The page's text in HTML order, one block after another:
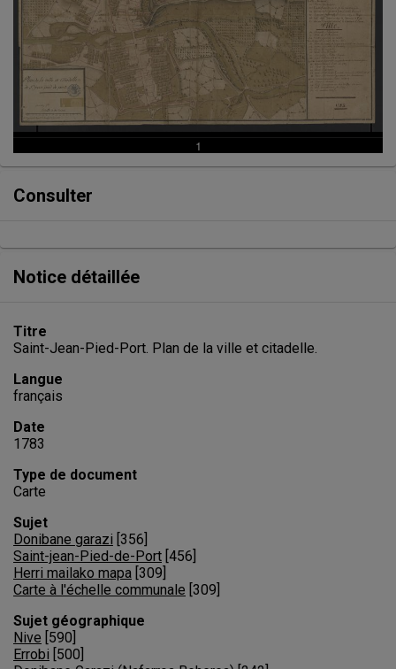
Consulter
Notice détaillée
Titre
Saint-Jean-Pied-Port. Plan de la ville et citadelle.
Langue
français
Date
1783
Type de document
Carte
Sujet
Donibane garazi 356
Saint-jean-Pied-de-Port 456
Herri mailako mapa 309
Carte à l'échelle communale 309
Sujet géographique
Nive 590
Errobi 500